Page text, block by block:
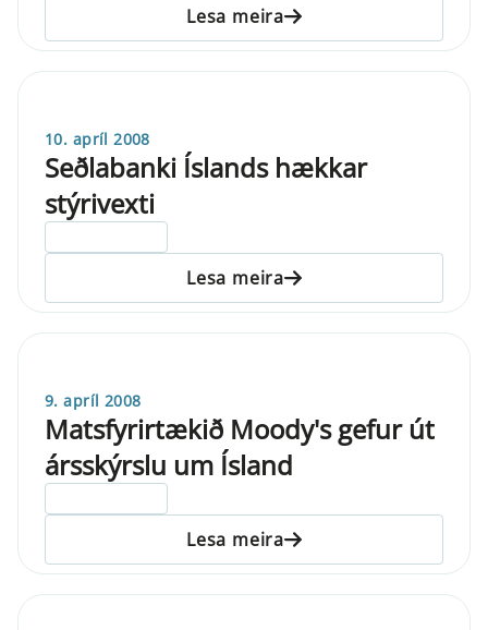
Lesa meira
10. apríl 2008
Seðlabanki Íslands hækkar
stýrivexti
Lesa meira
9. apríl 2008
Matsfyrirtækið Moody's gefur út
ársskýrslu um Ísland
Lesa meira